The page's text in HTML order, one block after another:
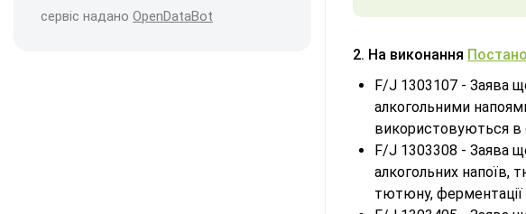
2. На виконання
F/J 1303107 - Заява
алкогольними
використовуються в
F/J 1303308 - Заява
алкогольних напоїв,
тютюну,
сервіс надано OpenDataBot